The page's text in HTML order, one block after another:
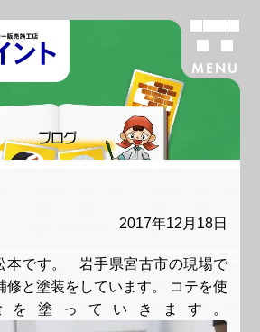
MENU
ブログ
2017年12月18日
本です。 岩手県宮古市の現場で
修と塗装をしています。 コテを使
を塗っていきます。